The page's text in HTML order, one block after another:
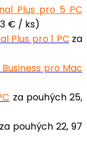
Plus pro 5 PC
€ / ks)
Plus pro 1 PC za
pro Mac
za pouhých 25,
za pouhých 22, 97